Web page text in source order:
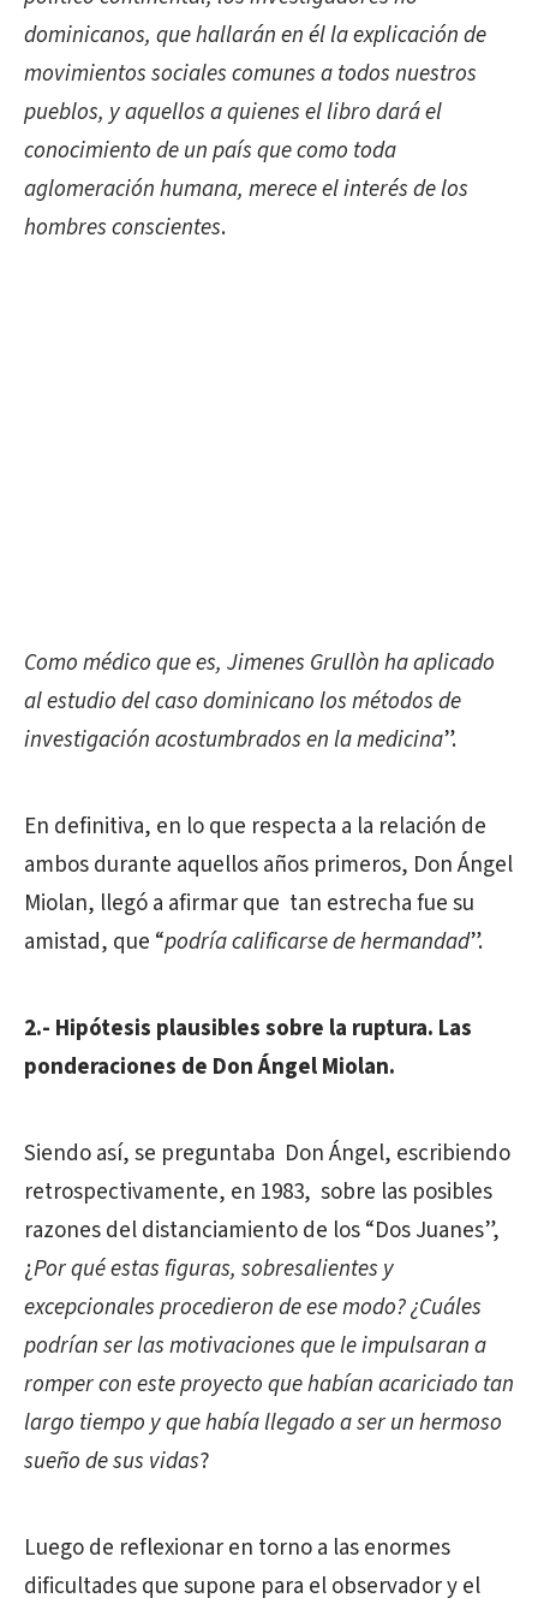
dominicanos, que hallarán en él la explicación de
movimientos sociales comunes a todos nuestros
pueblos, y aquellos a quienes el libro dará el
conocimiento de un país que como toda
aglomeración humana, merece el interés de los
hombres conscientes.
Como médico que es, Jimenes Grullòn ha aplicado
al estudio del caso dominicano los métodos de
investigación acostumbrados en la medicina”.
En definitiva, en lo que respecta a la relación de
ambos durante aquellos años primeros, Don Ángel
Miolan, llegó a afirmar que tan estrecha fue su
amistad, que “podría calificarse de hermandad”.
2.- Hipótesis plausibles sobre la ruptura. Las
ponderaciones de Don Ángel Miolan.
Siendo así, se preguntaba Don Ángel, escribiendo
retrospectivamente, en 1983, sobre las posibles
razones del distanciamiento de los “Dos Juanes”,
¿Por qué estas figuras, sobresalientes y
excepcionales procedieron de ese modo? ¿Cuáles
podrían ser las motivaciones que le impulsaran a
romper con este proyecto que habían acariciado tan
largo tiempo y que había llegado a ser un hermoso
sueño de sus vidas?
Luego de reflexionar en torno a las enormes
dificultades que supone para el observador y el